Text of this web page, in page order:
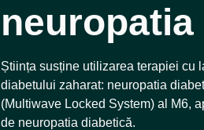
Știința susține utilizarea terapiei cu
diabetului zaharat: neuropatia
(Multiwave Locked System) al M6,
de neuropatia diabetică.